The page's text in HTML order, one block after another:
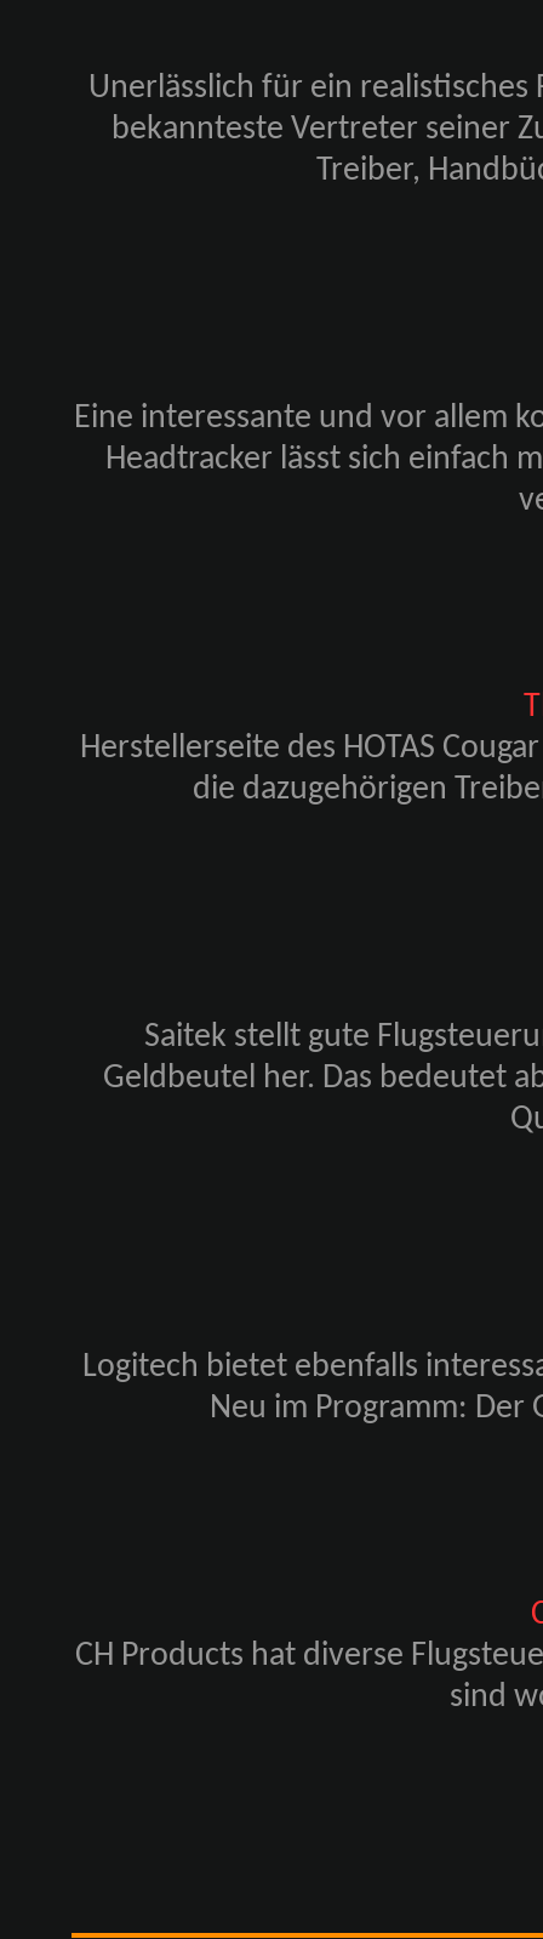
Unerlässlich für ein
bekannteste Vertreter seiner
Treiber,
Eine interessante und vor allem
Headtracker lässt sich einfach
Herstellerseite des HOTAS
die dazugehörigen
Saitek stellt gute
Geldbeutel her. Das bedeutet
Logitech bietet ebenfalls
Neu im Programm: Der
CH Products hat diverse
sind